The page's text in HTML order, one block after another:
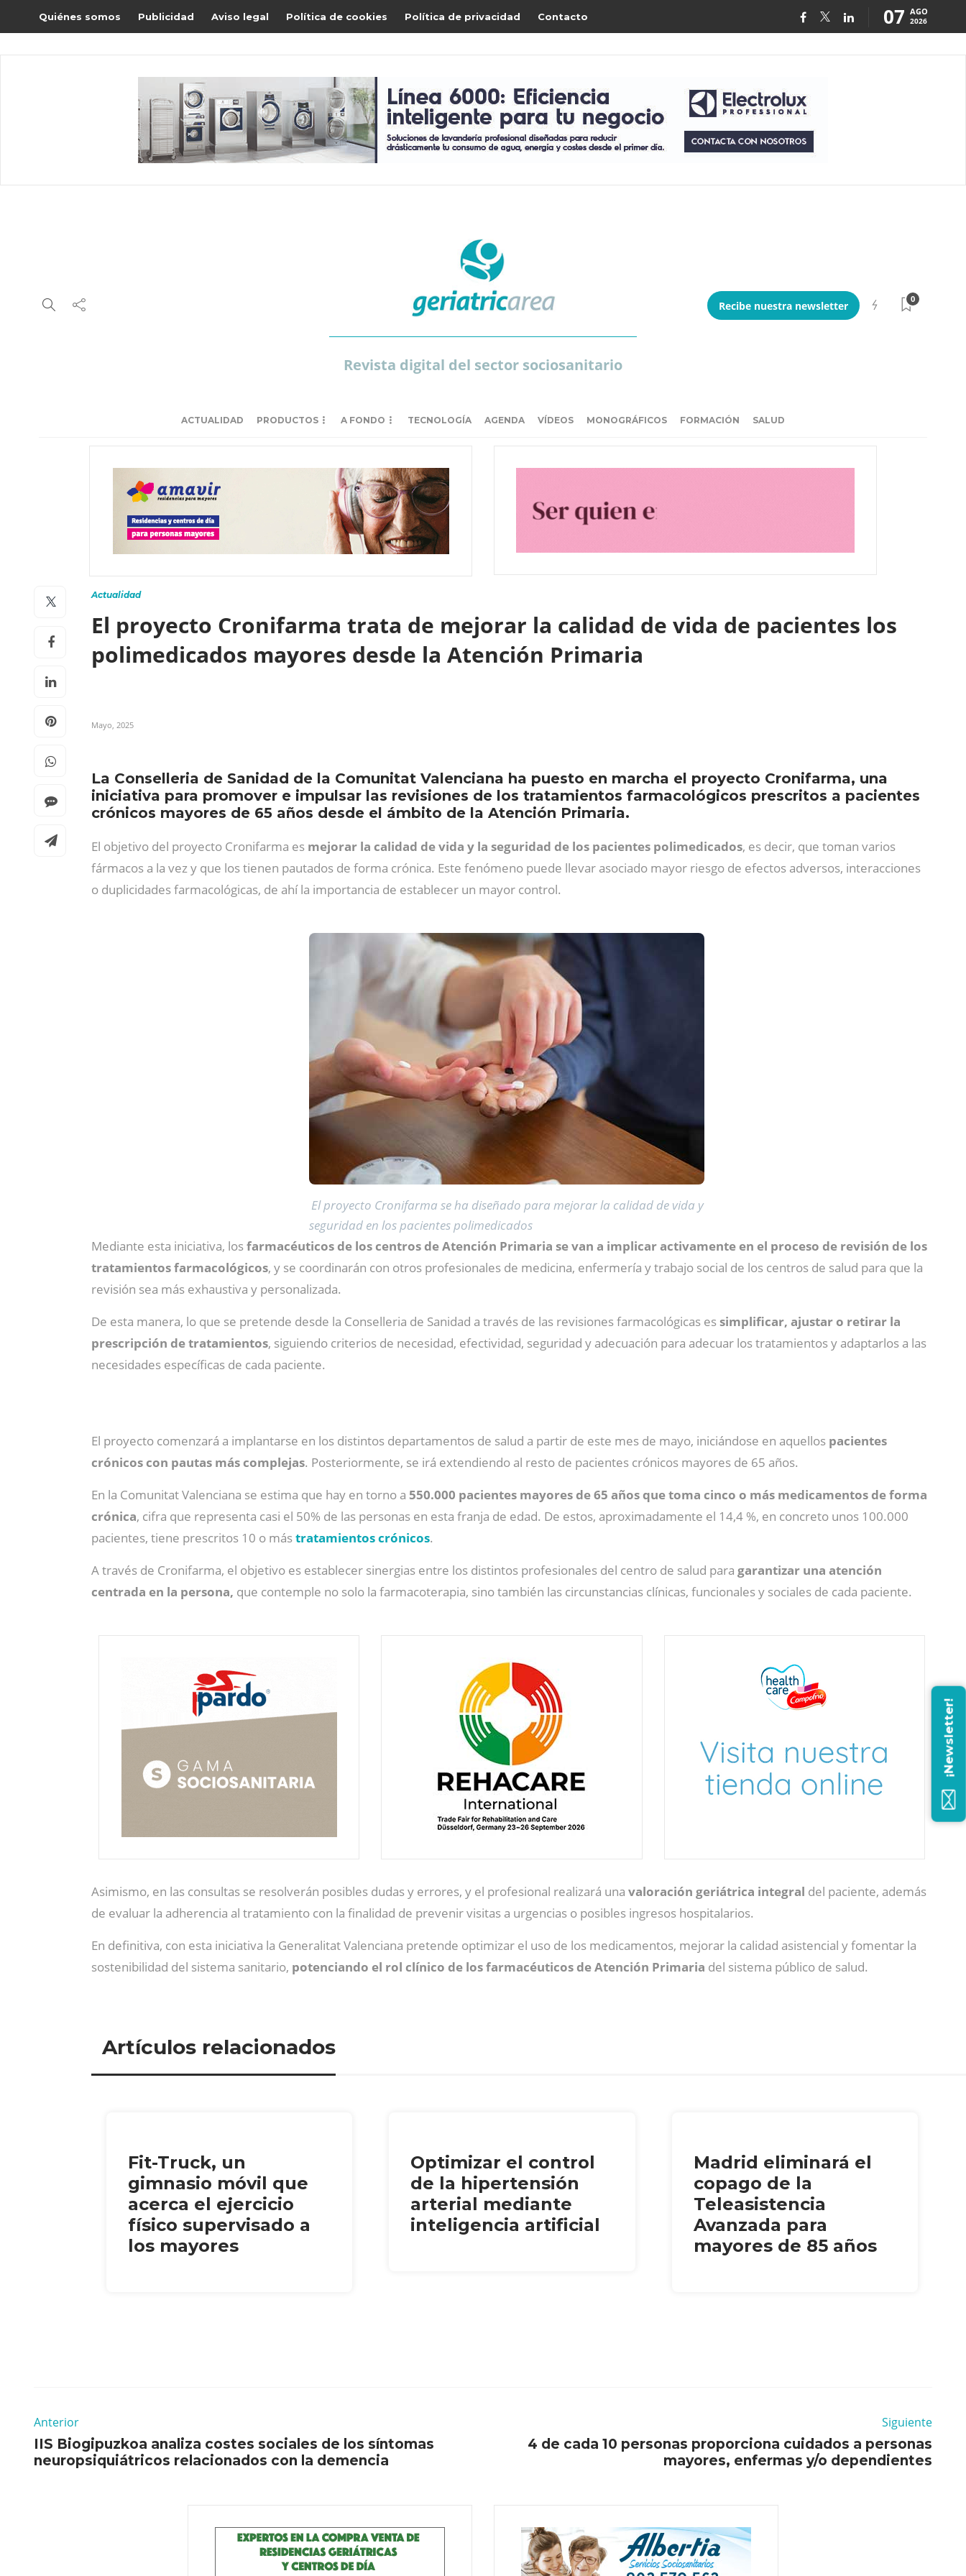
Quiénes somos Publicidad Aviso legal Política de cookies Política de privacidad Contacto 07 AGO
2026
Revista digital del sector sociosanitario
Recibe nuestra newsletter
0
ACTUALIDAD PRODUCTOS A FONDO TECNOLOGÍA AGENDA VÍDEOS MONOGRÁFICOS FORMACIÓN SALUD
Actualidad
El proyecto Cronifarma trata de mejorar la calidad de vida de pacientes los
polimedicados mayores desde la Atención Primaria
Mayo, 2025
La Conselleria de Sanidad de la Comunitat Valenciana ha puesto en marcha el proyecto Cronifarma, una
iniciativa para promover e impulsar las revisiones de los tratamientos farmacológicos prescritos a pacientes
crónicos mayores de 65 años desde el ámbito de la Atención Primaria.
El objetivo del proyecto Cronifarma es mejorar la calidad de vida y la seguridad de los pacientes polimedicados, es decir, que toman varios
fármacos a la vez y que los tienen pautados de forma crónica. Este fenómeno puede llevar asociado mayor riesgo de efectos adversos, interacciones
o duplicidades farmacológicas, de ahí la importancia de establecer un mayor control.
El proyecto Cronifarma se ha diseñado para mejorar la calidad de vida y
seguridad en los pacientes polimedicados
Mediante esta iniciativa, losfarmacéuticos de los centros de Atención Primaria se van a implicar activamente en el proceso de revisión de los
tratamientos farmacológicos, y se coordinarán con otros profesionales de medicina, enfermería y trabajo social de los centros de salud para que la
revisión sea más exhaustiva y personalizada.
De esta manera, lo que se pretende desde la Conselleria de Sanidad a través de las revisiones farmacológicas essimplificar, ajustar o retirar la
prescripción de tratamientos, siguiendo criterios de necesidad, efectividad, seguridad y adecuación para adecuar los tratamientos y adaptarlos a las
necesidades específicas de cada paciente.
El proyecto comenzará a implantarse en los distintos departamentos de salud a partir de este mes de mayo, iniciándose en aquellos pacientes
crónicos con pautas más complejas. Posteriormente, se irá extendiendo al resto de pacientes crónicos mayores de 65 años.
En la Comunitat Valenciana se estima que hay en torno a 550.000 pacientes mayores de 65 años que toma cinco o más medicamentos de forma
crónica, cifra que representa casi el 50% de las personas en esta franja de edad. De estos, aproximadamente el 14,4 %, en concreto unos 100.000
pacientes, tiene prescritos 10 o mástratamientos crónicos.
A través de Cronifarma, el objetivo es establecer sinergias entre los distintos profesionales del centro de salud para garantizar una atención
centrada en la persona, que contemple no solo la farmacoterapia, sino también las circunstancias clínicas, funcionales y sociales de cada paciente.
Asimismo, en las consultas se resolverán posibles dudas y errores, y el profesional realizará una valoración geriátrica integral del paciente, además
de evaluar la adherencia al tratamiento con la finalidad de prevenir visitas a urgencias o posibles ingresos hospitalarios.
En definitiva, con esta iniciativa la Generalitat Valenciana pretende optimizar el uso de los medicamentos, mejorar la calidad asistencial y fomentar la
sostenibilidad del sistema sanitario, potenciando el rol clínico de los farmacéuticos de Atención Primaria del sistema público de salud.
Artículos relacionados
Fit-Truck, un
gimnasio móvil que
acerca el ejercicio
físico supervisado a
los mayores
Optimizar el control
de la hipertensión
arterial mediante
inteligencia artificial
Madrid eliminará el
copago de la
Teleasistencia
Avanzada para
mayores de 85 años
Anterior
IIS Biogipuzkoa analiza costes sociales de los síntomas
neuropsiquiátricos relacionados con la demencia
Siguiente
4 de cada 10 personas proporciona cuidados a personas
mayores, enfermas y/o dependientes
¡Newsletter!